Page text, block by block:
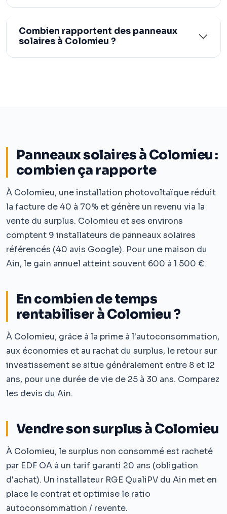
Panneaux solaires à Colomieu :
combien ça rapporte
À Colomieu, une installation photovoltaïque réduit
la facture de 40 à 70% et génère un revenu via la
vente du surplus. Colomieu et ses environs
comptent 9 installateurs de panneaux solaires
référencés (40 avis Google). Pour une maison du
Ain, le gain annuel atteint souvent 600 à 1 500 €.
En combien de temps
rentabiliser à Colomieu ?
À Colomieu, grâce à la prime à l'autoconsommation,
aux économies et au rachat du surplus, le retour sur
investissement se situe généralement entre 8 et 12
ans, pour une durée de vie de 25 à 30 ans. Comparez
les devis du Ain.
Vendre son surplus à Colomieu
À Colomieu, le surplus non consommé est racheté
par EDF OA à un tarif garanti 20 ans (obligation
d'achat). Un installateur RGE QualiPV du Ain met en
place le contrat et optimise le ratio
autoconsommation / revente.
Combien rapportent des panneaux
solaires à Colomieu ?